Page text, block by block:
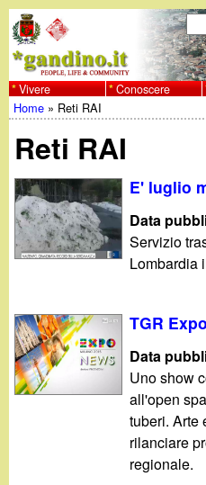
al
contenuto
w
w
w
.
a
n
d
F
o
r
d
i
r
c
e
r
c
a
C
e
r
c
Vivere Conoscere
Tu
sei
qui
Home » Reti RAI
Reti RAI
E' luglio
Data
Servizio
Lombardia
TGR
Data
Uno show
all'open
tuberi. Arte
rilanciare
regionale.